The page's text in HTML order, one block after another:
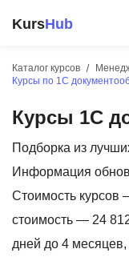
KursHub
Каталог курсов
Курсы по 1С
Курсы 1С
Подборка из
Информация
Стоимость курсов
стоимость — 24
дней до 4
Разработка
Маркетинг